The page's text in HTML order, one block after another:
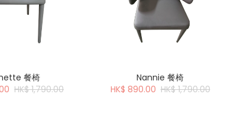
餐椅
HK$ 1,790.00
Nannie 餐椅
HK$ 890.00 HK$ 1,790.00